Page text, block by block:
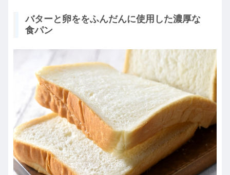
バターと卵ををふんだんに使用した濃厚な
食パン